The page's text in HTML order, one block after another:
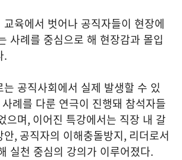
육에서 벗어나 공직자들이 현장에
사례를 중심으로 해 현장감과 몰입
.
공직사회에서 실제 발생할 수 있
사례를 다룬 연극이 진행돼 참석자들
으며, 이어진 특강에서는 직장 내 갈
안, 공직자의 이해충돌방지, 리더로서
실천 중심의 강의가 이루어졌다.